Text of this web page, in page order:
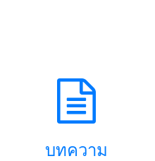
บทความ